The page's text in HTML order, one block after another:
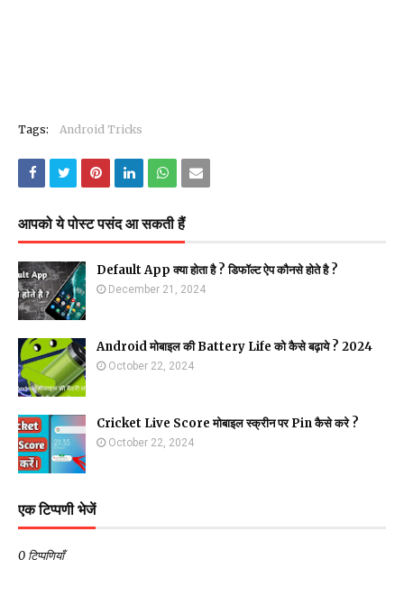
Tags: Android Tricks
आपको ये पोस्ट पसंद आ सकती हैं
Default App क्या होता है ? डिफॉल्ट ऐप कौनसे होते है ?
December 21, 2024
Android मोबाइल की Battery Life को कैसे बढ़ाये ? 2024
October 22, 2024
Cricket Live Score मोबाइल स्क्रीन पर Pin कैसे करे ?
October 22, 2024
एक टिप्पणी भेजें
0 टिप्पणियाँ